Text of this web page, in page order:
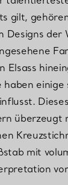
gilt,
Designs
Elsass
einige
überzeugt
mit